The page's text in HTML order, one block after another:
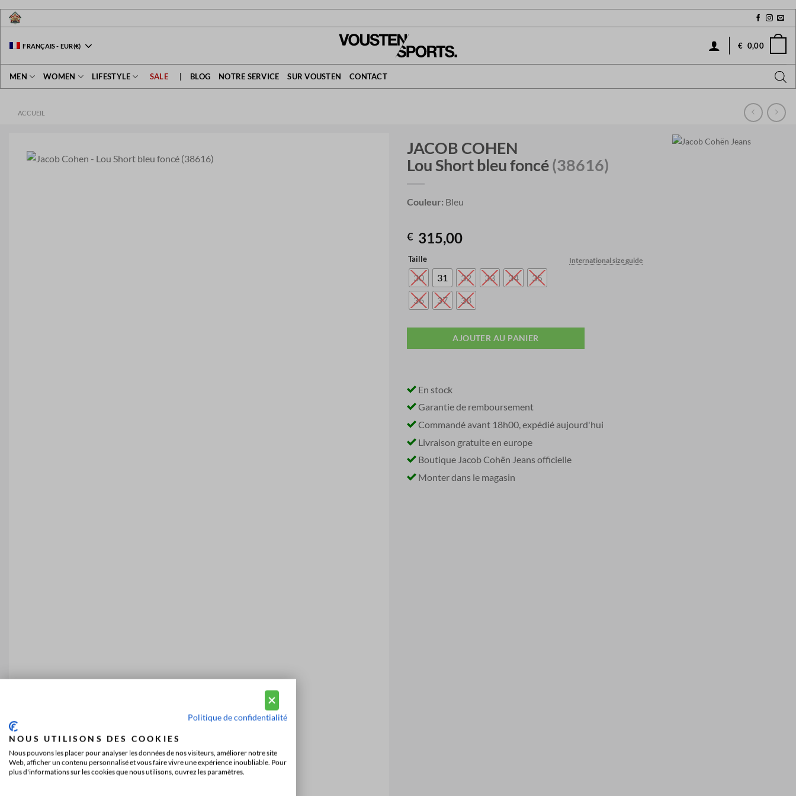
Passer
au
FRANÇAIS- EUR(€) € 0,00
MEN WOMEN LIFESTYLE SALE BLOG NOTRE SERVICE SUR VOUSTEN CONTACT
ACCUEIL
JACOB COHEN
Lou Short bleu foncé(38616)
Couleur: Bleu
€ 315,00
International size guide
Taille
30 31 32 33 34
35
36
37 38
AJOUTER AU PANIER
En stock
Garantie de remboursement
Commandé avant 18h00, expédié aujourd'hui
Livraison gratuite en europe
Boutique Jacob Cohën Jeans officielle
Monter dans le magasin
Politique de confidentialité
NOUS UTILISONS DES COOKIES
Nous pouvons les placer pour analyser les données de nos visiteurs, améliorer notre site
Web, afficher un contenu personnalisé et vous faire vivre une expérience inoubliable. Pour
plus d'informations sur les cookies que nous utilisons, ouvrez les paramètres.